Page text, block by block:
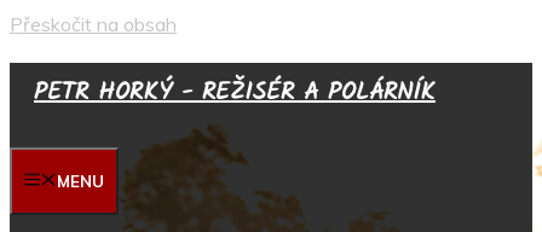
Přeskočit na obsah
PETR HORKÝ - REŽISÉR A POLÁRNÍK
MENU